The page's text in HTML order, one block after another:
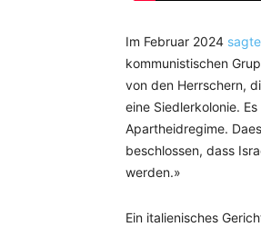
Im Februar 2024 sagte
kommunistischen
von den Herrschern,
eine Siedlerkolonie.
Apartheidregime.
beschlossen, dass
werden.»
Ein italienisches